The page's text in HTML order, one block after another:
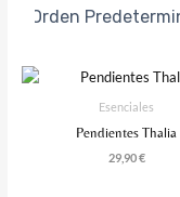
Esenciales
Pendientes Thalia
29,90€